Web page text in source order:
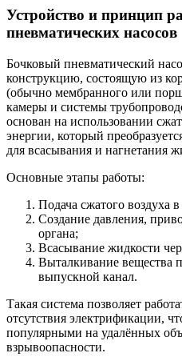
Устройство и принцип
пневматических насосов
Бочковый пневматический
конструкцию, состоящую из
(обычно мембранного или
камеры и системы
основан на использовании
энергии, который
для всасывания и нагнетания
Основные этапы работы:
Подача сжатого воздуха
Создание давления,
органа;
Всасывание жидкости
Выталкивание вещества
выпускной канал.
Такая система позволяет
отсутствия электрификации,
популярными на удалённых
взрывоопасности.